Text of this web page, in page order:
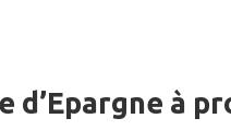
d’Epargne à